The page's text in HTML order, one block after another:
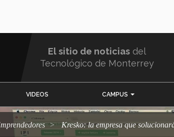
El sitio de noticias del
Tecnológico de Monterrey
VIDEOS CAMPUS
emprendedores Kresko: la empresa que